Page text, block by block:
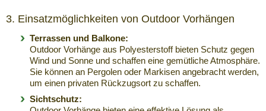
3. Einsatzmöglichkeiten von Outdoor Vorhängen
Terrassen und Balkone:
Outdoor Vorhänge aus Polyesterstoff bieten Schutz gegen
Wind und Sonne und schaffen eine gemütliche Atmosphäre.
Sie können an Pergolen oder Markisen angebracht werden,
um einen privaten Rückzugsort zu schaffen.
Sichtschutz: